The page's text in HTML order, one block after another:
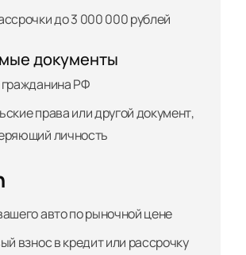
до 3 000 000 рублей
документы
РФ
права или другой документ,
личность
авто по рыночной цене
взнос в кредит или рассрочку